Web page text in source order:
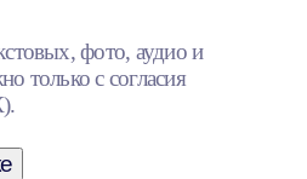
фото, аудио и
только с согласия